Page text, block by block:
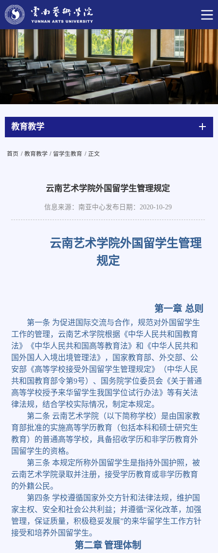
教育教学
首页 / 教育教学 / 留学生教育 / 正文
云南艺术学院外国留学生管理规定
信息来源：南亚中心发布日期：2020-10-29
云南艺术学院外国留学生管理
规定
第一章 总则
第一条 为促进国际交流与合作，规范对外国留学生
工作的管理，云南艺术学院根据《中华人民共和国教育
法》《中华人民共和国高等教育法》和《中华人民共和
国外国人入境出境管理法》，国家教育部、外交部、公
安部《高等学校接受外国留学生管理规定》（中华人民
共和国教育部令第9号）、国务院学位委员会《关于普通
高等学校授予来华留学生我国学位试行办法》等有关法
律法规，结合学校实际情况，制定本规定。
第二条 云南艺术学院（以下简称学校）是由国家教
育部批准的实施高等学历教育（包括本科和硕士研究生
教育）的普通高等学校，具备招收学历和非学历教育外
国留学生的资格。
第三条 本规定所称外国留学生是指持外国护照，被
云南艺术学院录取并注册，接受学历教育或非学历教育
的外籍公民。
第四条 学校遵循国家外交方针和法律法规，维护国
家主权、安全和社会公共利益；并遵循“深化改革，加强
管理，保证质量，积极稳妥发展”的来华留学生工作方针
接受和培养外国留学生。
第二章 管理体制